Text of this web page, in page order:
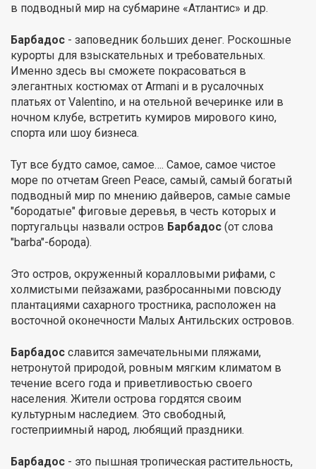
в подводный мир на субмарине «Атлантис» и др.
Барбадос - заповедник больших денег. Pocкошные
курорты для взыскательных и требовательных.
Именно здесь вы сможете покрасоваться в
элегантных костюмах от Armani и в русалочных
платьях от Valentino, и на отельной вечеринке или в
ночном клубе, встретить кумиров мирового кино,
спорта или шоу бизнеса.
Тут все будто самое, самое…. Самое, самое чистое
море по отчетам Green Peace, самый, самый богатый
подводный мир по мнению дайверов, самые самые
"бородатые" фиговые деревья, в честь которых и
португальцы назвали остров Барбадос (от слова
"barba"-борода).
Это остров, окруженный коралловыми рифами, с
холмистыми пейзажами, разбросанными повсюду
плантациями сахарного тростника, расположен на
восточной оконечности Малых Антильских островов.
Барбадос славится замечательными пляжами,
нетронутой природой, ровным мягким климатом в
течение всего года и приветливостью своего
населения. Жители острова гордятся своим
культурным наследием. Это свободный,
гостеприимный народ, любящий праздники.
Барбадос - это пышная тропическая растительность,